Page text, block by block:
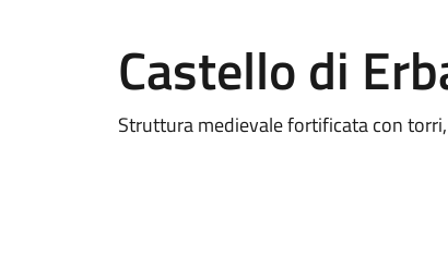
Castello di
Struttura medievale fortificata con